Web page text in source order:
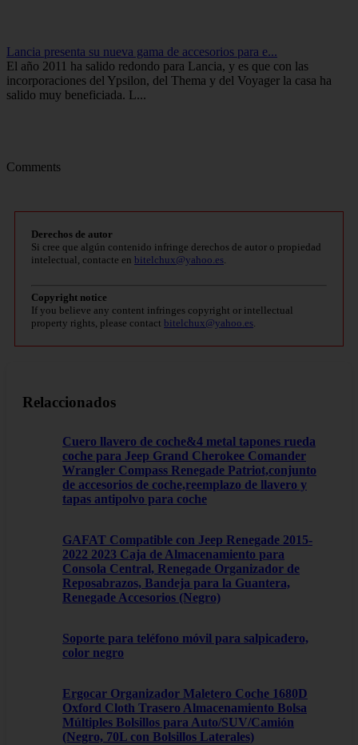
Lancia presenta su nueva gama de accesorios para e...
El año 2011 ha salido redondo para Lancia, y es que con las
incorporaciones del Ypsilon, del Thema y del Voyager la casa ha
salido muy beneficiada. L...
Comments
Derechos de autor
Si cree que algún contenido infringe derechos de autor o propiedad
intelectual, contacte en bitelchux@yahoo.es.
Copyright notice
If you believe any content infringes copyright or intellectual
property rights, please contact bitelchux@yahoo.es.
Relaccionados
Cuero llavero de coche&4 metal tapones rueda
coche para Jeep Grand Cherokee Comander
Wrangler Compass Renegade Patriot,conjunto
de accesorios de coche,reemplazo de llavero y
tapas antipolvo para coche
GAFAT Compatible con Jeep Renegade 2015-
2022 2023 Caja de Almacenamiento para
Consola Central, Renegade Organizador de
Reposabrazos, Bandeja para la Guantera,
Renegade Accesorios (Negro)
Soporte para teléfono móvil para salpicadero,
color negro
Ergocar Organizador Maletero Coche 1680D
Oxford Cloth Trasero Almacenamiento Bolsa
Múltiples Bolsillos para Auto/SUV/Camión
(Negro, 70L con Bolsillos Laterales)